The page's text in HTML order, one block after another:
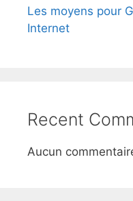
Les moyens pour
Internet
Recent
Aucun